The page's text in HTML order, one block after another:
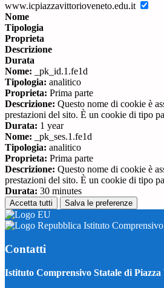
www.icpiazzavittorioveneto.edu.it
Nome
Tipologia
Proprieta
Descrizione
Durata
Nome: _pk_id.1.fe1d
Tipologia: analitico
Proprieta: Prima parte
Descrizione: Questo nome di cookie è
prestazioni del sito. È un cookie di tipo
Durata: 1 year
Nome: _pk_ses.1.fe1d
Tipologia: analitico
Proprieta: Prima parte
Descrizione: Questo nome di cookie è
prestazioni del sito. È un cookie di tipo
Durata: 30 minutes
Accetta tutti Salva le preferenze
Istituto
Contatti
Istituto Comprensivo Statale di